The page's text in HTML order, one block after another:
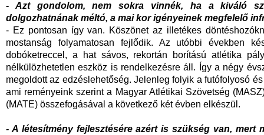
- Azt gondolom, nem sokra vinnék, ha a kiváló
dolgozhatnának méltó, a mai kor igényeinek megfelelő
- Ez pontosan így van. Köszönet az illetékes
mostanság folyamatosan fejlődik. Az utóbbi években
dobóketreccel, a hat sávos, rekortán borítású atlétika
nélkülözhetetlen eszköz is rendelkezésre áll. Így a négy
megoldott az edzéslehetőség. Jelenleg folyik a futófolyosó
ami reményeink szerint a Magyar Atlétikai Szövetség
(MATE) összefogásával a következő két évben elkészül.
- A létesítmény fejlesztésére azért is szükség van, mert